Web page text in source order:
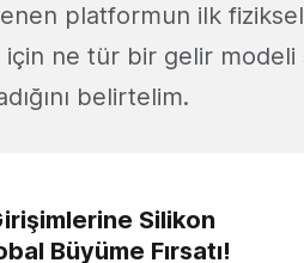
platformun ilk
ne tür bir gelir modeli
belirtelim.
Silikon
Büyüme Fırsatı!